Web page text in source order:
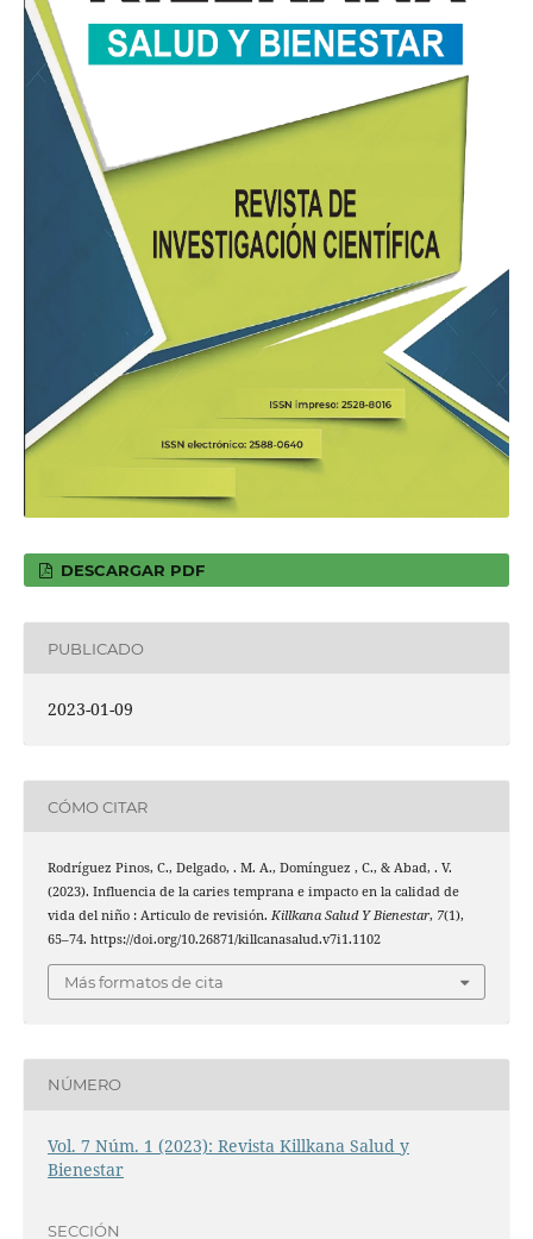
DESCARGAR PDF
PUBLICADO
2023-01-09
CÓMO CITAR
Rodríguez Pinos, C., Delgado, . M. A., Domínguez , C., & Abad, . V.
(2023). Influencia de la caries temprana e impacto en la calidad de
vida del niño : Articulo de revisión. Killkana Salud Y Bienestar, 7(1),
65–74. https://doi.org/10.26871/killcanasalud.v7i1.1102
Más formatos de cita
NÚMERO
Vol. 7 Núm. 1 (2023): Revista Killkana Salud y
Bienestar
SECCIÓN